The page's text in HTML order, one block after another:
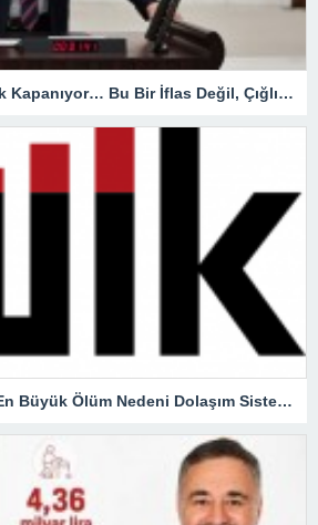
“Her Gün 252 Kepenk Kapanıyor… Bu Bir İflas Değil, Çığlıktır!”
TÜİK: Kırklareli’nde En Büyük Ölüm Nedeni Dolaşım Sistemi Hastalıkları